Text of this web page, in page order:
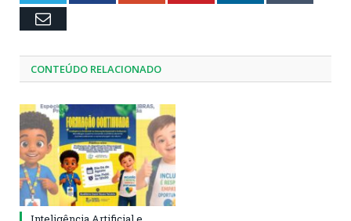
Email
CONTEÚDO RELACIONADO